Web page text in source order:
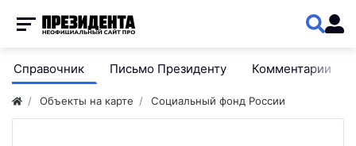
Справочник Письмо Президенту Комментарии
Объекты на карте Социальный фонд России